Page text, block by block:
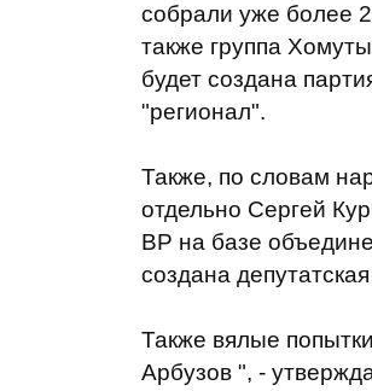
собрали уже более
также группа
будет создана
"регионал".
Также, по словам
отдельно Сергей
ВР на базе
создана
Также вялые
Арбузов ", -